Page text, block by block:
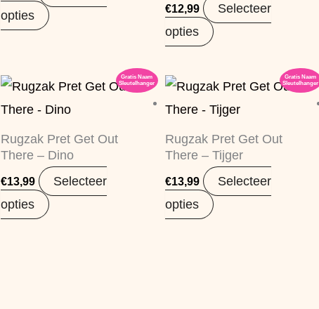
opties
€12,99
Selecteer
opties
Gratis Naam
Sleutelhanger
Rugzak Pret Get Out
There – Dino
€13,99
Selecteer
opties
Gratis Naam
Sleutelhanger
Rugzak Pret Get Out
There – Tijger
€13,99
Selecteer
opties